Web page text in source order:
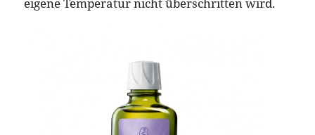
eigene Temperatur nicht überschritten wird.